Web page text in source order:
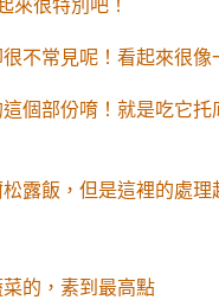
來很特別吧！
不常見呢！看起來很
個部份唷！就是吃它
露飯，但是這裡的處
的，素到最高點